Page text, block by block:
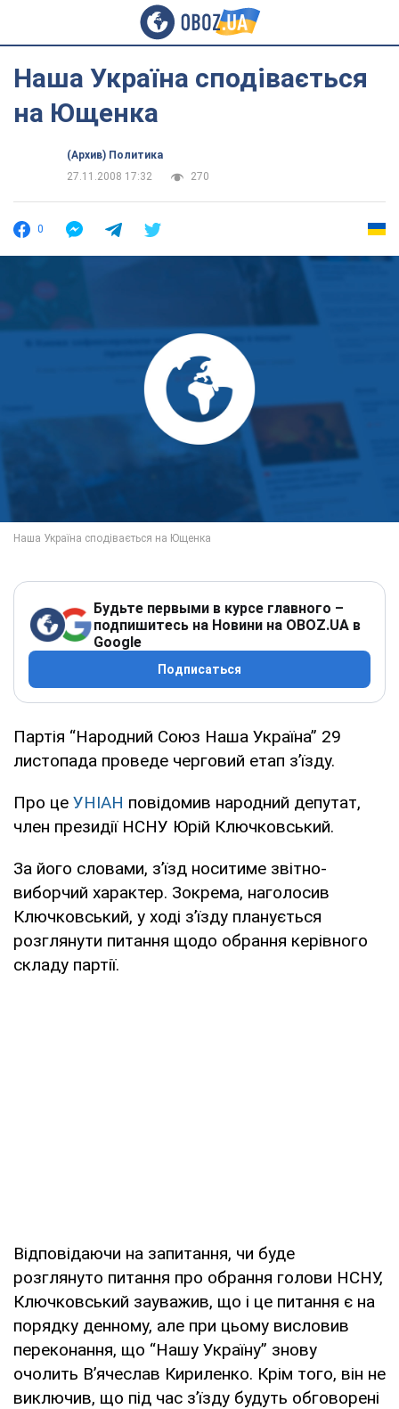
Наша Україна сподівається
на Ющенка
(Архив) Политика
27.11.2008 17:32
270
0
Будьте первыми в курсе главного –
подпишитесь на Новини на OBOZ.UA в
Google
Подписаться
Партія “Народний Союз Наша Україна” 29
листопада проведе черговий етап з’їзду.
Про це УНІАН повідомив народний депутат,
член президії НСНУ Юрій Ключковський.
За його словами, з’їзд носитиме звітно-
виборчий характер. Зокрема, наголосив
Ключковський, у ході з’їзду планується
розглянути питання щодо обрання керівного
складу партії.
Відповідаючи на запитання, чи буде
розглянуто питання про обрання голови НСНУ,
Ключковський зауважив, що і це питання є на
порядку денному, але при цьому висловив
переконання, що “Нашу Україну” знову
очолить В’ячеслав Кириленко. Крім того, він не
виключив, що під час з’їзду будуть обговорені